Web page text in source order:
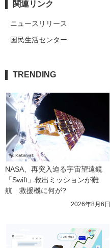
関連リンク
ニュースリリース
国民生活センター
TRENDING
NASA、再突入迫る宇宙望遠鏡
「Swift」救出ミッションが難
航　救援機に何が?
2026年8月6日